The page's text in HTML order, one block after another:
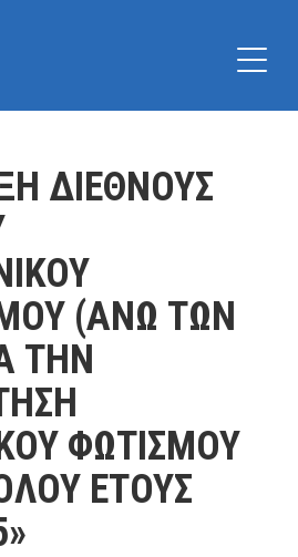
ΔΙΕΘΝΟΥΣ
(ΑΝΩ ΤΩΝ
ΤΗΝ
ΦΩΤΙΣΜΟΥ
ΕΤΟΥΣ